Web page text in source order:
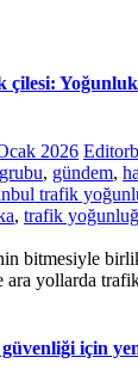
Yoğunluk
2026 Editor
, gündem,
trafik
, trafik
bitmesiyle
ara yollarda
için